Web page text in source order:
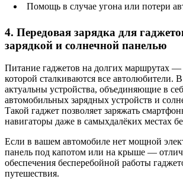
Помощь в случае угона или потери
4. Передовая зарядка для
зарядкой и солнечной панелью
Питание гаджетов на долгих маршрутах —
которой сталкиваются все автолюбители.
актуальны устройства, объединяющие в
автомобильных зарядных устройств и
Такой гаджет позволяет заряжать
навигаторы даже в самыхдалёких местах
Если в вашем автомобиле нет мощной
панель под капотом или на крыше —
обеспечения бесперебойной работы
путешествия.